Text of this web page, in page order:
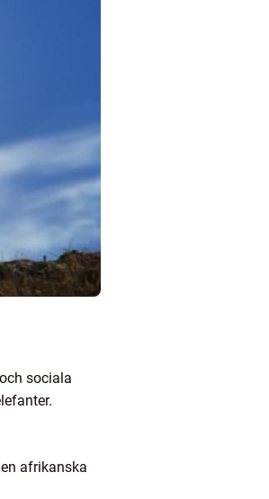
sociala
afrikanska